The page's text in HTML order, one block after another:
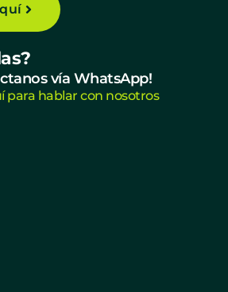
vía WhatsApp!
para hablar con nosotros